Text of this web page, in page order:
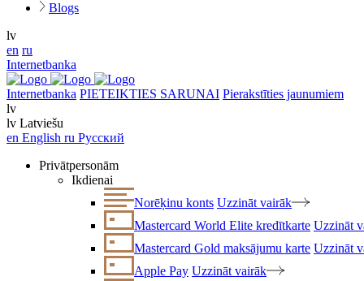
Blogs
lv
en ru
Internetbanka
Internetbanka PIETEIKTIES SARUNAI Pierakstīties jaunumiem
lv
lv Latviešu
en English ru Русский
Privātpersonām
Ikdienai
Norēķinu konts Uzzināt vairāk
Mastercard World Elite kredītkarte Uzzināt
Mastercard Gold maksājumu karte Uzzināt
Apple Pay Uzzināt vairāk